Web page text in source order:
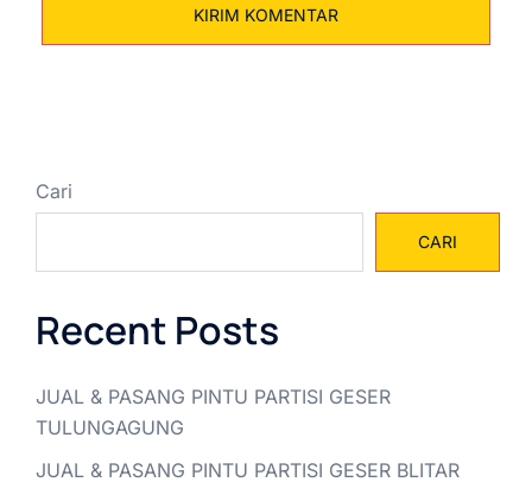
Cari
CARI
Recent Posts
JUAL & PASANG PINTU PARTISI GESER
TULUNGAGUNG
JUAL & PASANG PINTU PARTISI GESER BLITAR